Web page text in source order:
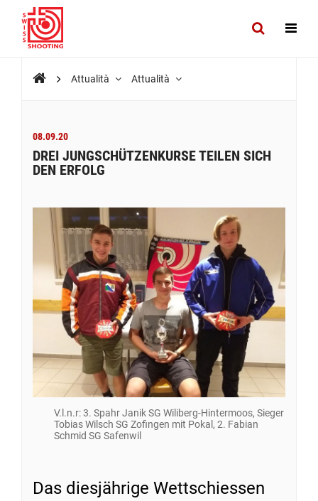
Attualità Attualità
08.09.20
DREI JUNGSCHÜTZENKURSE TEILEN SICH
DEN ERFOLG
V.l.n.r: 3. Spahr Janik SG Wiliberg-Hintermoos, Sieger
Tobias Wilsch SG Zofingen mit Pokal, 2. Fabian
Schmid SG Safenwil
Das diesjährige Wettschiessen